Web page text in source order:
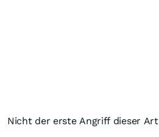
Nicht der erste Angriff dieser Art